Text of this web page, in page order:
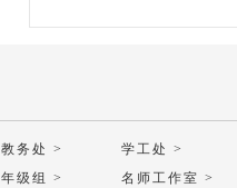
教务处 >
学工处 >
年级组 > 名师工作室 >